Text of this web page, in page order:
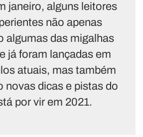
janeiro, alguns leitores
não apenas
algumas das migalhas
já foram lançadas em
atuais, mas também
novas dicas e pistas do
por vir em 2021.